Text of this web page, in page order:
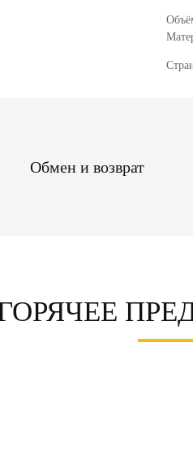
Обмен и возврат